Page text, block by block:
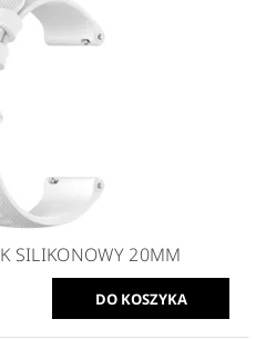
SILIKONOWY 20MM